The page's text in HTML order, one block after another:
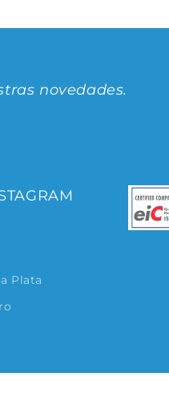
Plata
novedades.